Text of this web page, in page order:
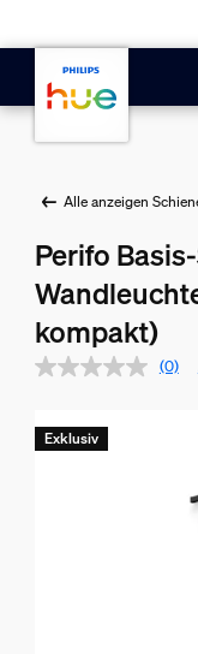
Alle anzeigen
Perifo
kompakt)
(0)
Exklusiv